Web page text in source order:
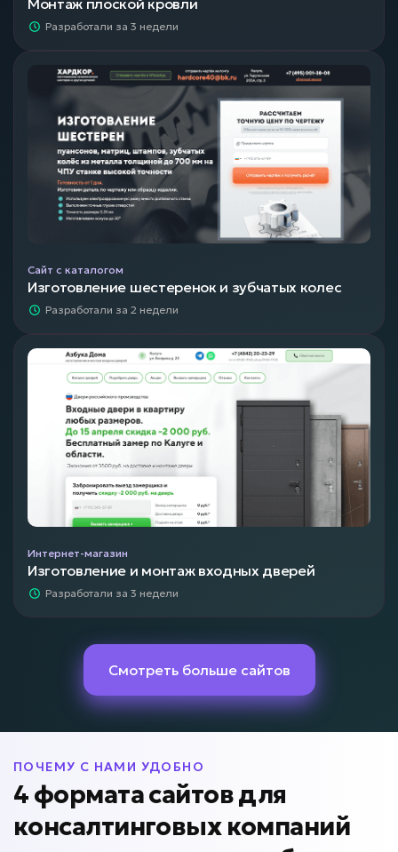
Монтаж плоской кровли
Разработали за 3 недели
Сайт с каталогом
Изготовление шестеренок и зубчатых колес
Разработали за 2 недели
Интернет-магазин
Изготовление и монтаж входных дверей
Разработали за 3 недели
Смотреть больше сайтов
ПОЧЕМУ С НАМИ УДОБНО
4 формата сайтов для
консалтинговых компаний